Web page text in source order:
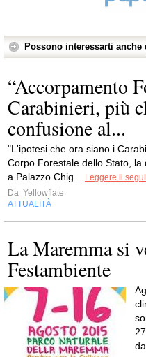
Possono interessarti
“Accorpamento
Carabinieri, più
confusione al...
"L'ipotesi che ora siano i
Corpo Forestale dello Stato,
a Palazzo Chig... Leggere il
Da Yellowflate
ATTUALITÀ
La Maremma si
Festambiente